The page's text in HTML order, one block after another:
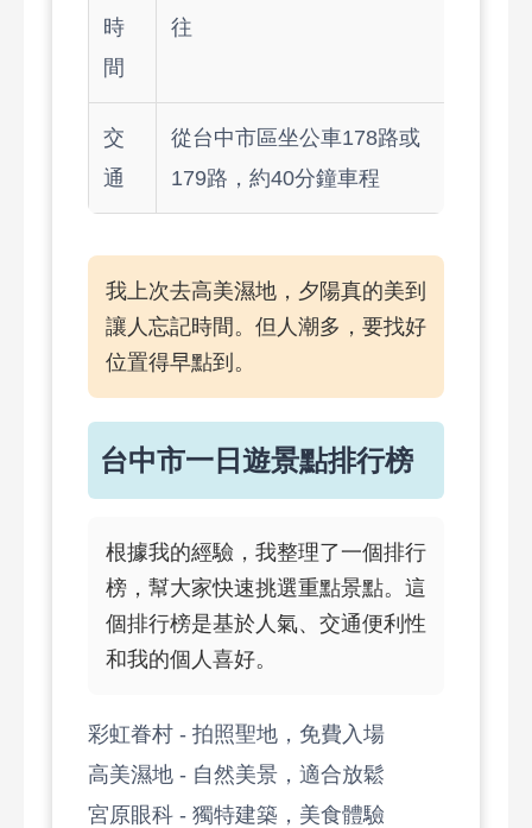
時
間
往
交
通
從台中市區坐公車178路或
179路，約40分鐘車程
我上次去高美濕地，夕陽真的美到
讓人忘記時間。但人潮多，要找好
位置得早點到。
台中市一日遊景點排行榜
根據我的經驗，我整理了一個排行
榜，幫大家快速挑選重點景點。這
個排行榜是基於人氣、交通便利性
和我的個人喜好。
彩虹眷村 - 拍照聖地，免費入場
高美濕地 - 自然美景，適合放鬆
宮原眼科 - 獨特建築，美食體驗